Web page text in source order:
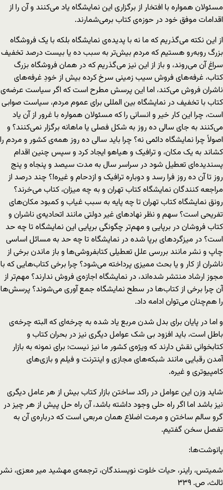
مسئولان همواره با افتخار از برگزاری این نمایشگاه یاد می‌کنند و آن را از
اقدامات موفق خود در حوزه‌ی کتاب برمی‌شمارند.
از این نکته می‌گذریم که ما نه با پدیده‌ی نمایشگاه بلکه با یک فروشگاه
بزرگ روبه‌رو هستیم که مردم بیش‌تر به سبب ده یا بیست درصد تخفیف
سراغ آن می‌روند، و باز از این نیز می‌گذریم که در همان فروشگاه بزرگ
کتاب، غرفه‌های فروش سیب زمینی سرخ کرده بیش از خودِ غرفه‌های
ناشران فروش می‌کند، اما این پرسش مطرح است که اگر سیاست عرضه‌ی
کتاب با تخفیف در نمایشگاه بین المللی برای عموم مردم، سیاست صوابی
است، چرا این کار خیر و انسانی را که مسئولان همواره با غرور از آن یاد
می‌کنند به جای سالی ده روز به شکل فصلی یا ماهانه برگزار نمی‌کنند؟ و
اصولاً چرا نمایشگاه دائمی نه؟ چرا باید سالی ده روز همه‌ی کشور و مردم را
کشاند به یک مکان، و ترافیک و هیاهو ایجاد کرد و سپس چنین اقدام
پسندیده‌ای تعطیل شود در سراسر سال به مدت سیصد و پنجاه و پنج
روز تا آن ده روز فرا رسد و دوباره ترافیک و ازدحام و غیره!؟ چند درصد از
مراجعه کنندگان نمایشگاه کتاب تهران و به چه میزان، کتاب می‌خرند؟
رونق نمایشگاه کتاب تهران تا چه پایه به سبب غیاب و کمبود مکان‌های
تفریحی است؟ سهم و نظر نهادهای غیر دولتی مانند اتحادیه‌ی ناشران و
کتاب فروشان در برپایی و مهم‌تر چگونگی برپایی این نمایشگاه تا چه حد
است؟ در میزگردهای برپا شده در نمایشگاه تا چه حد به مسائل اساسی
چاپ و نشر مانند بررسی علل تعطیلی کتابفروشی‌ها و باز ماندن برخی از
ناشران از کار و یا بحث ممیزی پرداخته می‌شود؟ چرا برخی کتاب‌هایی که با
مجوز ارشاد منتشر شده‌اند، در نمایشگاه اجازه‌ی فروش ندارند؟ مهم‌تر از
آن چرا برخی از کتاب‌ها در سطح نمایشگاه جمع آوری می‌شوند؟ پرسش‌ها
را هم‌چنان می‌توان ادامه داد.
و اما در پایان برای بدل شدن مربع یاد شده به چرخه‌ای که البته چرخه‌ی
باطل است، باید افزود بی شک عوامل دیگری نیز در بحران کتاب و
کتابخوانی نقش دارند که ویژه‌ی کشور ما نیز نیست؛ برای نمونه به بازار
آمدن رقبایی مانند شبکه‌های مجازی و اینترنت و فیلم و بازی‌های
کامپیوتری و غیره.
شاید وزن این عوامل در راکد ساختن بازار کتاب بیش از هر عامل دیگری
نیز باشد اما اگر راه حلی وجود داشته باشد، آن راه حل پیش از هر چیز در
گرو سالم ساختن و مرمت اضلاع همان مربعی است که درباره‌ی آن به
تفصل سخن گفتیم.
پانوشت‌ها:
شمیتس، راینر، حیات خلوت نویسندگان، ترجمه‌ی مهشید میر معزی، نشر
ثالث، ص. ۳۳۹